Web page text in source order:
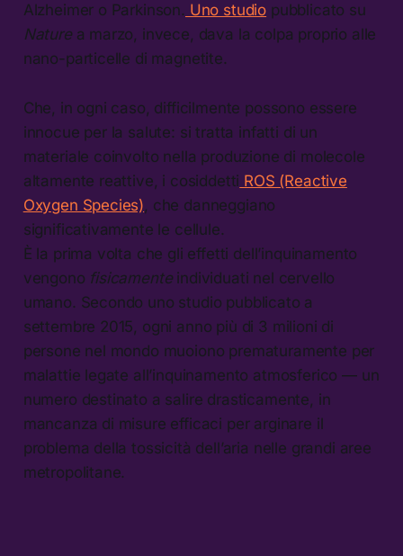
Alzheimer o Parkinson. Uno studio pubblicato su
Naturea marzo, invece, dava la colpa proprio alle
nano-particelle di magnetite.
Che, in ogni caso, difficilmente possono essere
innocue per la salute: si tratta infatti di un
materiale coinvolto nella produzione di molecole
altamente reattive, i cosiddetti ROS (Reactive
Oxygen Species), che danneggiano
significativamente le cellule.
È la prima volta che gli effetti dell’inquinamento
vengono fisicamenteindividuati nel cervello
umano. Secondo uno studio pubblicato a
settembre 2015, ogni anno più di 3 milioni di
persone nel mondo muoiono prematuramente per
malattie legate all’inquinamento atmosferico — un
numero destinato a salire drasticamente, in
mancanza di misure efficaci per arginare il
problema della tossicità dell’aria nelle grandi aree
metropolitane.